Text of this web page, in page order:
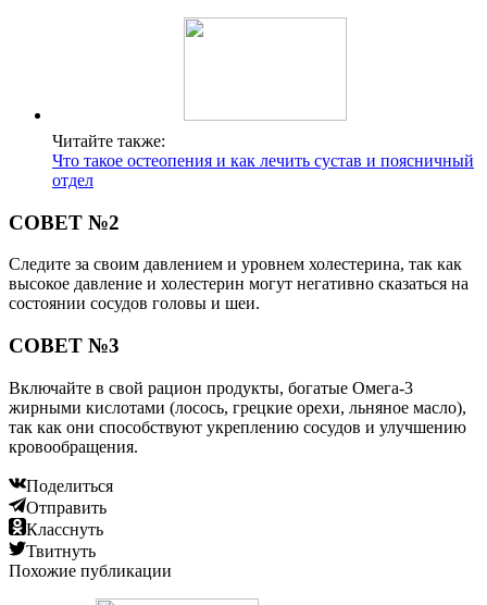
Читайте также:
Что такое остеопения и как лечить сустав и поясничный
отдел
СОВЕТ №2
Следите за своим давлением и уровнем холестерина, так как
высокое давление и холестерин могут негативно сказаться на
состоянии сосудов головы и шеи.
СОВЕТ №3
Включайте в свой рацион продукты, богатые Омега-3
жирными кислотами (лосось, грецкие орехи, льняное масло),
так как они способствуют укреплению сосудов и улучшению
кровообращения.
Поделиться
Отправить
Класснуть
Твитнуть
Похожие публикации